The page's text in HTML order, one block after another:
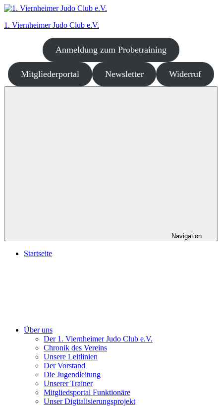
Zum
springen
1. Viernheimer Judo Club e.V.
dort
wo
es
Anmeldung zum Probetraining
Mitgliederportal Newsletter Widerruf
Navigation
Startseite
Über uns
Der 1. Viernheimer Judo Club e.V.
Chronik des Vereins
Unsere Leitlinien
Der Vorstand
Die Jugendleitung
Unserer Trainer
Mitgliedsportal Funktionäre
Unser Digitalisierungsprojekt